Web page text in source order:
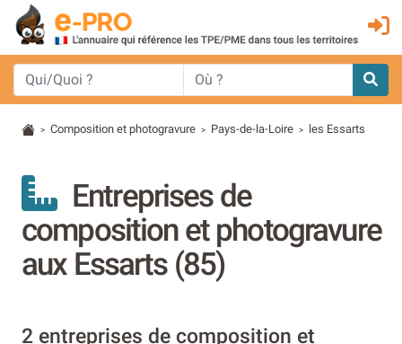
> Composition et photogravure > Pays-de-la-Loire > les Essarts
Entreprises de
composition et photogravure
aux Essarts (85)
2 entreprises de composition et